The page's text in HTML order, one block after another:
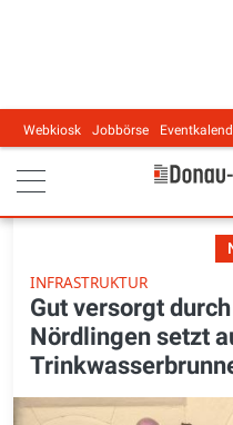
Main navigation
Webkiosk Jobbörse
INFRASTRUKTUR
Gut versorgt
Nördlingen setzt